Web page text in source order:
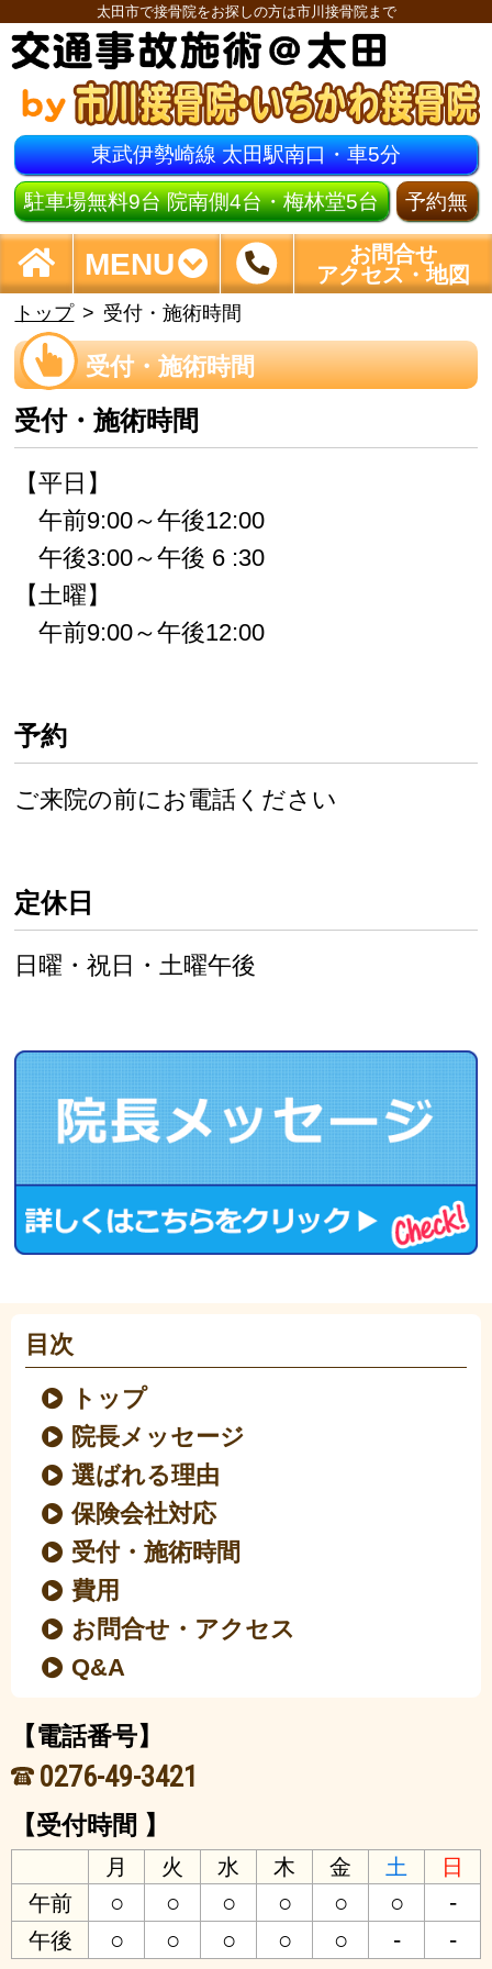
太田市で接骨院をお探しの方は市川接骨院まで
東武伊勢崎線 太田駅南口・車5分
駐車場無料9台 院南側4台・梅林堂5台 予約無
MENU
お問合せ
アクセス・地図
トップ 受付・施術時間
受付・施術時間
受付・施術時間
【平日】
午前9:00～午後12:00
午後3:00～午後 6 :30
【土曜】
午前9:00～午後12:00
予約
ご来院の前にお電話ください
定休日
日曜・祝日・土曜午後
目次
トップ
院長メッセージ
選ばれる理由
保険会社対応
受付・施術時間
費用
お問合せ・アクセス
Q&A
【電話番号】
0276-49-3421
【受付時間 】
月 火 水 木 金 土
日
午前
○ ○ ○ ○ ○ ○ -
午後 ○ ○ ○ ○ ○ - -